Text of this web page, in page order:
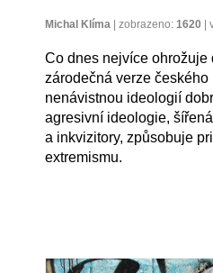
Michal Klíma | zobrazeno: 1620 |
Co dnes nejvíce ohrožuje
zárodečná verze
nenávistnou ideologií
agresivní ideologie,
a inkvizitory, způsobuje
extremismu.